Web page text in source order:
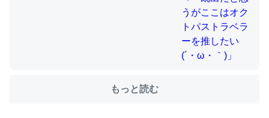
ちょうど同じ理由でEcho Show 8を設定中でした。Prime
とかSpotifyを支払う孝行もできる。一生で親と会える残
それを実質100倍以上に伸ばす効果があるはず……
もっと読む